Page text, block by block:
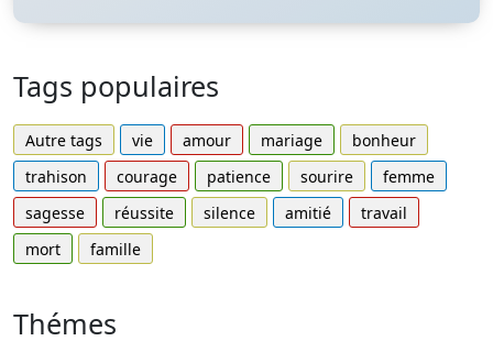
Tags populaires
Autre tags vie amour mariage
bonheur
trahison
courage patience sourire
femme
sagesse
réussite silence amitié
travail
mort
famille
Thémes